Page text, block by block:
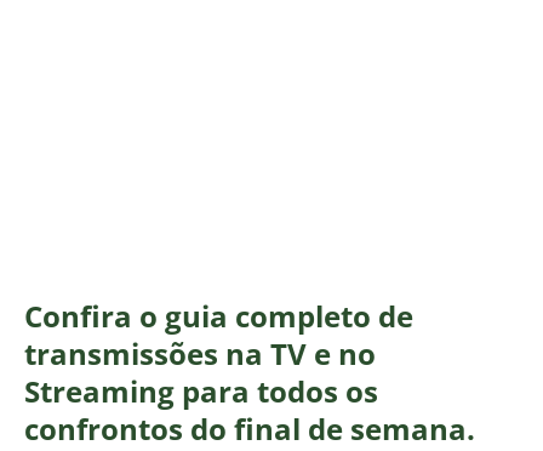
Confira o guia completo de
transmissões na TV e no
Streaming para todos os
confrontos do final de semana.